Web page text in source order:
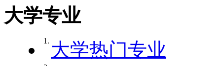
大学专业
1. 大学热门专业